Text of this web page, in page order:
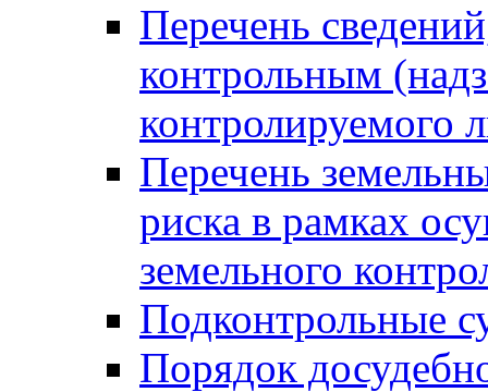
Перечень
контрольным
контролируемого
Перечень
риска в рамках
земельного
Подконтрольные
Порядок